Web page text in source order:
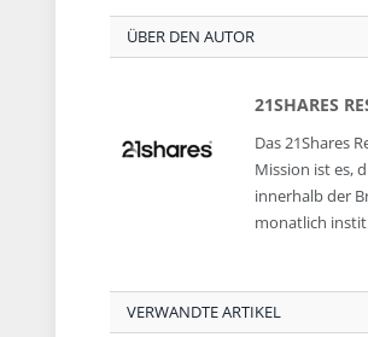
ÜBER DEN AUTOR
21SHARES
Das 21Shares
Mission ist es,
innerhalb der
monatlich
VERWANDTE ARTIKEL